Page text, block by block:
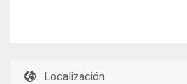
Localización